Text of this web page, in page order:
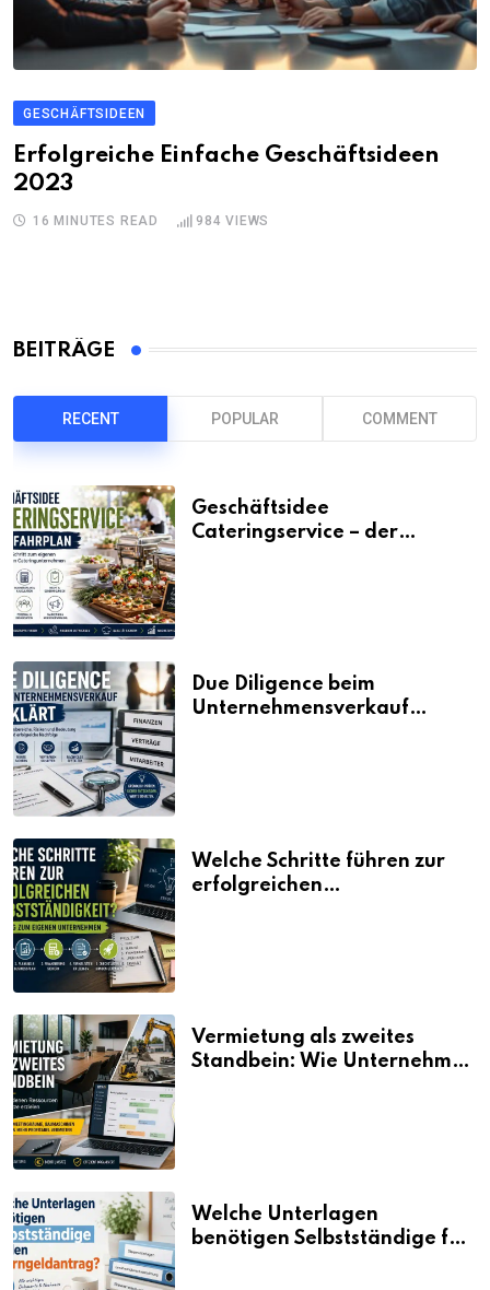
GESCHÄFTSIDEEN
Erfolgreiche Einfache Geschäftsideen
2023
16 MINUTES READ 984 VIEWS
BEITRÄGE
RECENT POPULAR COMMENT
Geschäftsidee
Cateringservice – der
Due Diligence beim
Unternehmensverkauf
Welche Schritte führen zur
erfolgreichen
Vermietung als zweites
Standbein: Wie Unternehmen
Welche Unterlagen
benötigen Selbstständige für